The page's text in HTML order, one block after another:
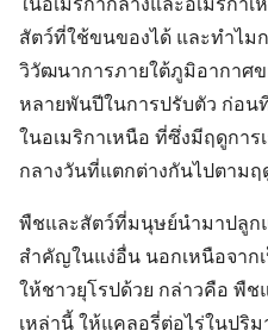
ในอเมริกากลางและอเมริกา
สัตว์ที่ใช้ขนของได้ และทำไม
วิวัฒนาการภายใต้ภูมิอากาศข
หลายพันปีในการปรับตัว ก่อ
ในอเมริกาเหนือ ที่ซึ่งมีฤดูการ
กลางวันที่แตกต่างกันไปตามฤ
พืชและสัตว์ที่มนุษย์นำมาปลูกแ
สำคัญในแง่อื่น นอกเหนือจาก
ให้ชาวยุโรปด้วย กล่าวคือ พื
เหล่านี้ ให้แคลอรี่ต่อไร่ในปริ